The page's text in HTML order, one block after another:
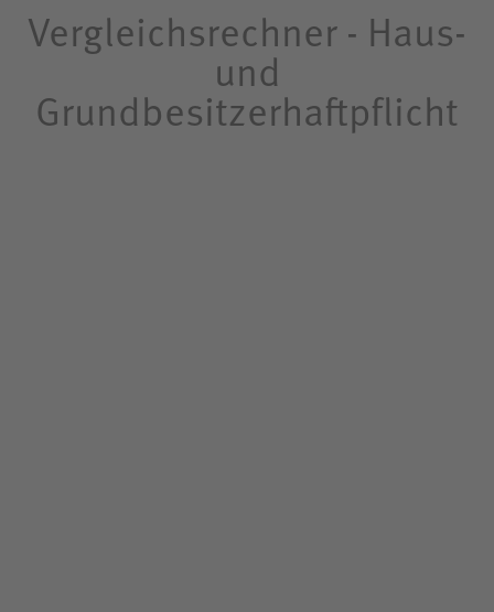
Vergleichsrechner - Haus-
und
Grundbesitzerhaftpflicht